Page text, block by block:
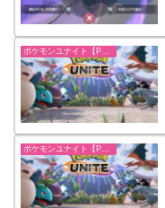
ポケモンユナイト【Pokémon UNITE】